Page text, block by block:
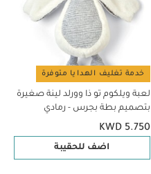
خدمة تغليف الهدايا متوفرة
لعبة ويلكوم تو ذا وورلد لينة صغيرة
بتصميم بطة بجرس - رمادي
KWD 5.750
اضف للحقيبة